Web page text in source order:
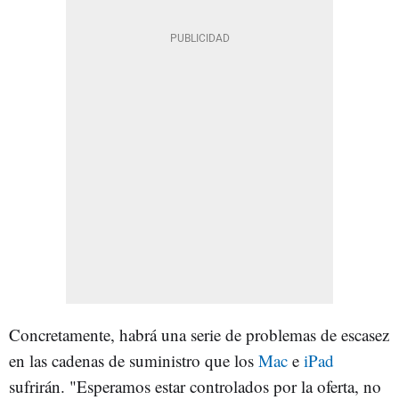
Concretamente, habrá una serie de problemas de escasez
en las cadenas de suministro que los Mac e iPad
sufrirán. "Esperamos estar controlados por la oferta, no